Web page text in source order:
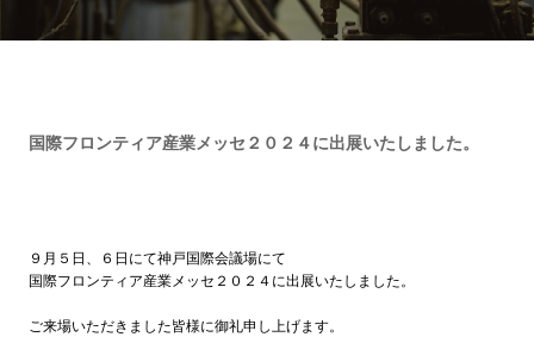
国際フロンティア産業メッセ２０２４に出展いたしました。
９月５日、６日にて神戸国際会議場にて
国際フロンティア産業メッセ２０２４に出展いたしました。
ご来場いただきました皆様に御礼申し上げます。